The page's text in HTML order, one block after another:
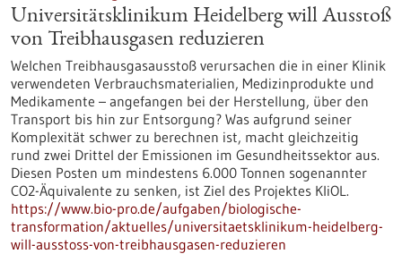
Universitätsklinikum Heidelberg will Ausstoß
von Treibhausgasen reduzieren
Welchen Treibhausgasausstoß verursachen die in einer Klinik
verwendeten Verbrauchsmaterialien, Medizinprodukte und
Medikamente – angefangen bei der Herstellung, über den
Transport bis hin zur Entsorgung? Was aufgrund seiner
Komplexität schwer zu berechnen ist, macht gleichzeitig
rund zwei Drittel der Emissionen im Gesundheitssektor aus.
Diesen Posten um mindestens 6.000 Tonnen sogenannter
CO2-Äquivalente zu senken, ist Ziel des Projektes KliOL.
https://www.bio-pro.de/aufgaben/biologische-
transformation/aktuelles/universitaetsklinikum-heidelberg-
will-ausstoss-von-treibhausgasen-reduzieren